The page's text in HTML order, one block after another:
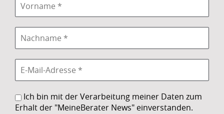
Ich bin mit der Verarbeitung meiner Daten zum
Erhalt der "MeineBerater News" einverstanden.